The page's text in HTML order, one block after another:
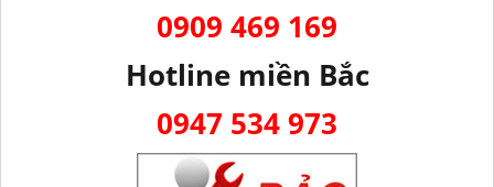
0909 469 169
Hotline miền Bắc
0947 534 973